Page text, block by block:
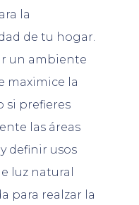
la
de tu hogar.
un ambiente
maximice la
si prefieres
las áreas
definir usos
luz natural
para realzar la